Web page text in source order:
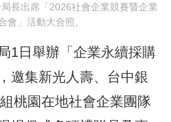
長出席「2026社會企業競賽暨企業
會」活動大合照。
1日舉辦「企業永續採購
邀集新光人壽、台中銀
桃園在地社會企業團隊